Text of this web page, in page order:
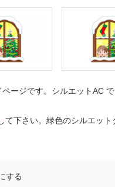
ージです。シルエットAC
て下さい。緑色のシルエッ
する